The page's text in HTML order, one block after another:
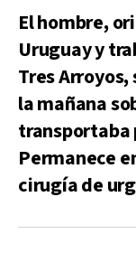
El hombre,
Uruguay y
Tres
la mañana
transportaba
Permanece
cirugía de